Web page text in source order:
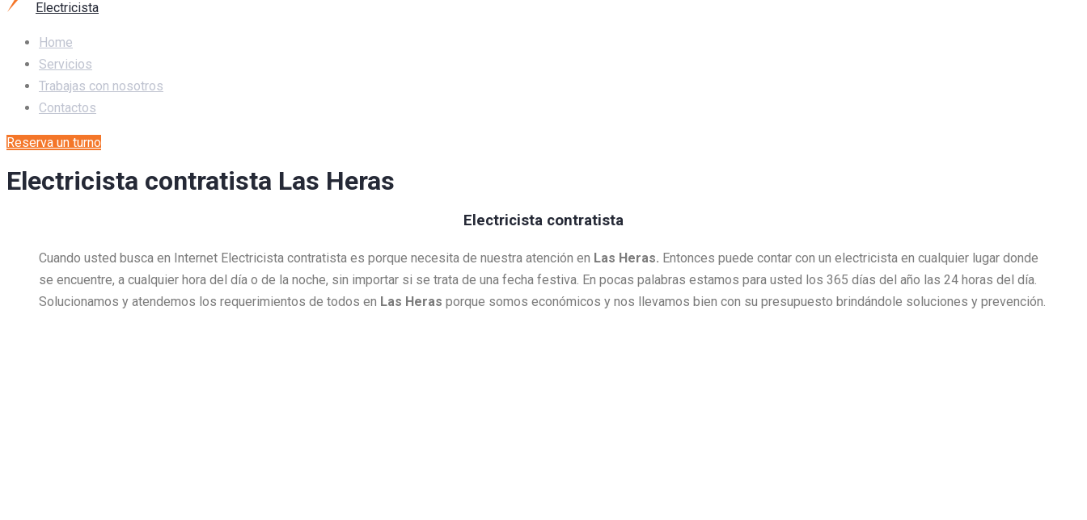
Electricista
Home
Servicios
Trabajas con nosotros
Contactos
Reserva un turno
Electricista contratista Las Heras
Electricista contratista
Cuando usted busca en Internet Electricista contratista es porque necesita de nuestra atención en Las Heras. Entonces puede contar con un electricista en cualquier lugar donde
se encuentre, a cualquier hora del día o de la noche, sin importar si se trata de una fecha festiva. En pocas palabras estamos para usted los 365 días del año las 24 horas del día.
Solucionamos y atendemos los requerimientos de todos en Las Heras porque somos económicos y nos llevamos bien con su presupuesto brindándole soluciones y prevención.